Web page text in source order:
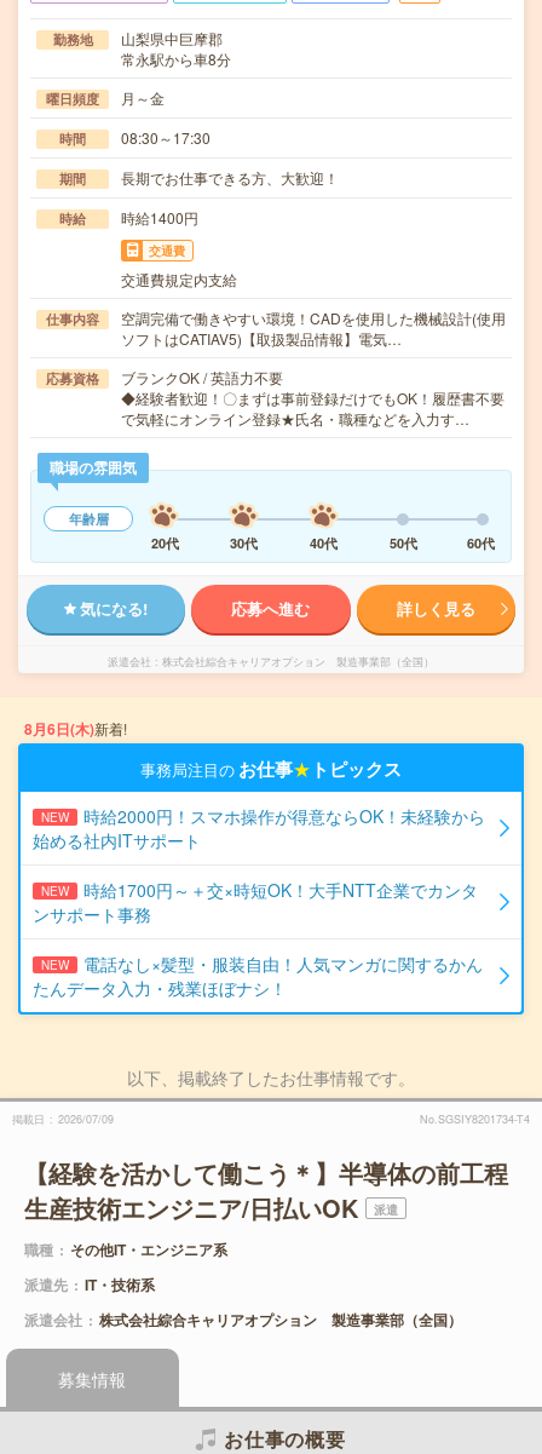
勤務地
山梨県中巨摩郡
常永駅から車8分
曜日頻度 月～金
時間 08:30～17:30
期間 長期でお仕事できる方、大歓迎！
時給 時給1400円
交通費
交通費規定内支給
仕事内容
空調完備で働きやすい環境！CADを使用した機械設計(使用
ソフトはCATIAV5)【取扱製品情報】電気…
応募資格
ブランクOK / 英語力不要
◆経験者歓迎！〇まずは事前登録だけでもOK！履歴書不要
で気軽にオンライン登録★氏名・職種などを入力す…
職場の雰囲気
年齢層
20代
30代 40代 50代 60代
気になる! 応募へ進む 詳しく見る
派遣会社 株式会社綜合キャリアオプション 製造事業部（全国）
8月6日(木)新着!
事務局注目の お仕事★ トピックス
NEW
時給2000円！スマホ操作が得意ならOK！未経験から
始める社内ITサポート
NEW
時給1700円～＋交×時短OK！大手NTT企業でカンタ
ンサポート事務
NEW
電話なし×髪型・服装自由！人気マンガに関するかん
たんデータ入力・残業ほぼナシ！
以下、掲載終了したお仕事情報です。
掲載日 2026/07/09 No.SGSIY8201734-T4
【経験を活かして働こう＊】半導体の前工程
生産技術エンジニア/日払いOK
派遣
職種
その他IT・エンジニア系
派遣先
IT・技術系
派遣会社
株式会社綜合キャリアオプション 製造事業部（全国）
募集情報
お仕事の概要